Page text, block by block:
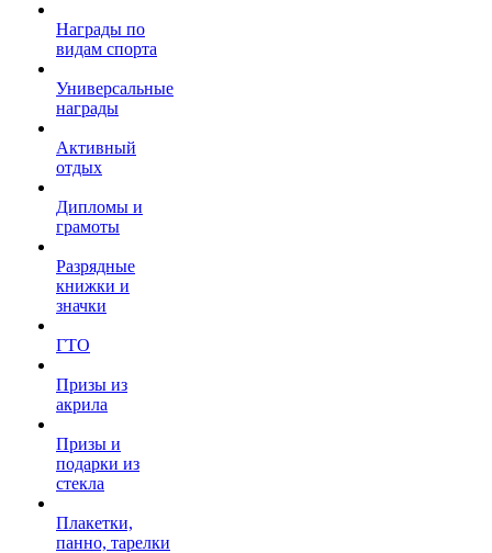
Награды по
видам спорта
Универсальные
награды
Активный
отдых
Дипломы и
грамоты
Разрядные
книжки и
значки
ГТО
Призы из
акрила
Призы и
подарки из
стекла
Плакетки,
панно, тарелки